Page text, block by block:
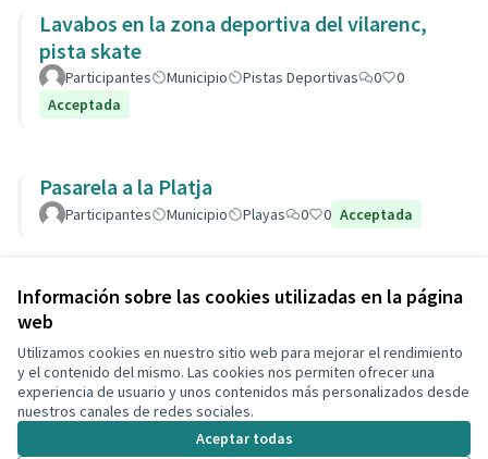
Información sobre las cookies utilizadas en la página
web
Utilizamos cookies en nuestro sitio web para mejorar el rendimiento
y el contenido del mismo. Las cookies nos permiten ofrecer una
experiencia de usuario y unos contenidos más personalizados desde
nuestros canales de redes sociales.
Aceptar todas
Lavabos en la zona deportiva del vilarenc,
pista skate
Participantes Municipio Pistas Deportivas 0
0
Acceptada
Pasarela a la Platja
Participantes Municipio Playas 0 0 Acceptada
Ver todas las propuestas retiradas
Términos y condiciones de uso
Configuración de cookies
Decidim Calafell en X
(Enlace externo)
Decidim Calafell en Facebook
Decidim Calafell en YouTube
Decidim Calafell en GitHub
(Enlace externo)